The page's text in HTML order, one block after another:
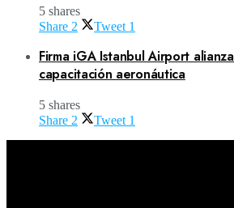
5 shares
Share 2 Tweet 1
Firma iGA Istanbul Airport
capacitación aeronáutica
5 shares
Share 2 Tweet 1